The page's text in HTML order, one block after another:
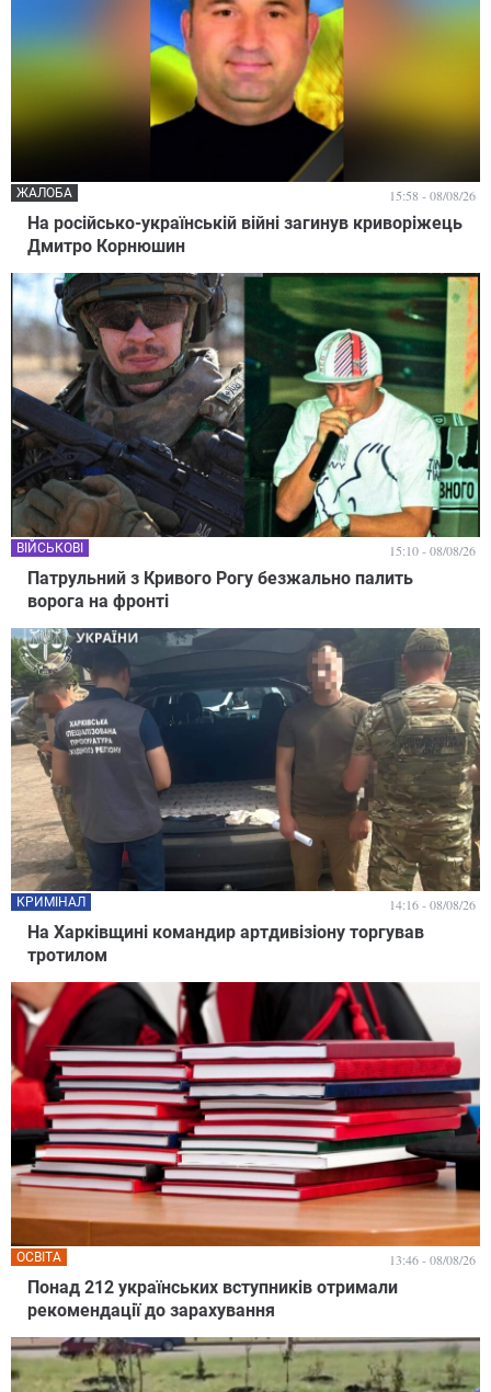
На російсько-українській війні загинув криворіжець
Дмитро Корнюшин
ЖАЛОБА 15:58 - 08/08/26
Патрульний з Кривого Рогу безжально палить
ворога на фронті
ВІЙСЬКОВІ 15:10 - 08/08/26
На Харківщині командир артдивізіону торгував
тротилом
КРИМІНАЛ 14:16 - 08/08/26
Понад 212 українських вступників отримали
рекомендації до зарахування
ОСВІТА 13:46 - 08/08/26